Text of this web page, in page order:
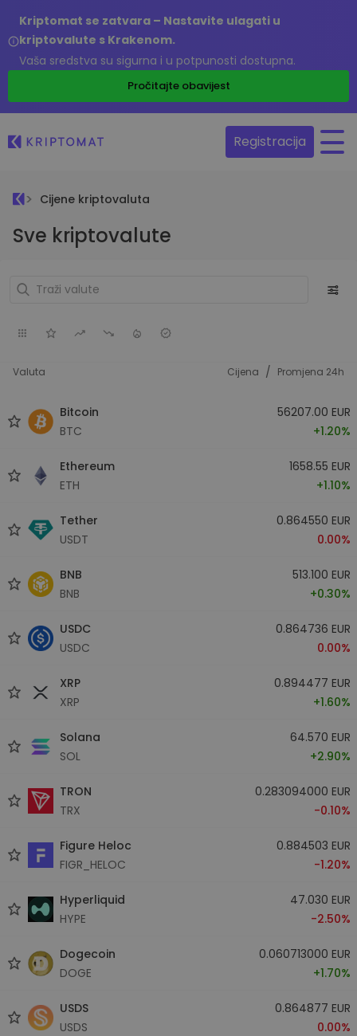
Kriptomat se zatvara – Nastavite ulagati u
kriptovalute s Krakenom.
Vaša sredstva su sigurna i u potpunosti dostupna.
Pročitajte obavijest
Registracija
Cijene kriptovaluta
Sve kriptovalute
Valuta Cijena / Promjena 24h
Bitcoin
BTC
56207.00 EUR
+1.20%
Ethereum
ETH
1658.55 EUR
+1.10%
Tether
USDT
0.864550 EUR
0.00%
BNB
BNB
513.100 EUR
+0.30%
USDC
USDC
0.864736 EUR
0.00%
XRP
XRP
0.894477 EUR
+1.60%
Solana
SOL
64.570 EUR
+2.90%
TRON
TRX
0.283094000 EUR
-0.10%
Figure Heloc
FIGR_HELOC
0.884503 EUR
-1.20%
Hyperliquid
HYPE
47.030 EUR
-2.50%
Dogecoin
DOGE
0.060713000 EUR
+1.70%
USDS
USDS
0.864877 EUR
0.00%